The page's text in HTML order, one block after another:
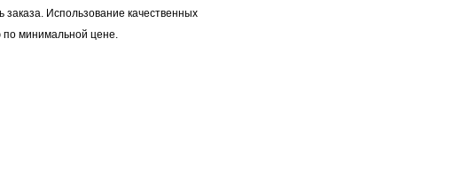
заказа. Использование качественных
по минимальной цене.